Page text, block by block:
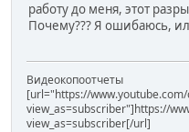
работу до меня, этот
Почему??? Я ошибаюсь,
Видеокопоотчеты
[url="https://www.youtube.com/
view_as=subscriber"]https://
view_as=subscriber[/url]